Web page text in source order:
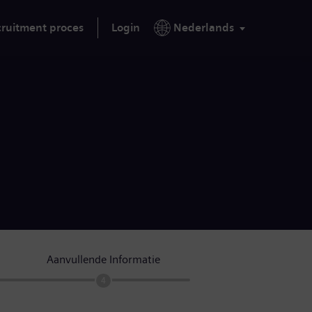
proces Login Nederlands
Aanvullende Informatie